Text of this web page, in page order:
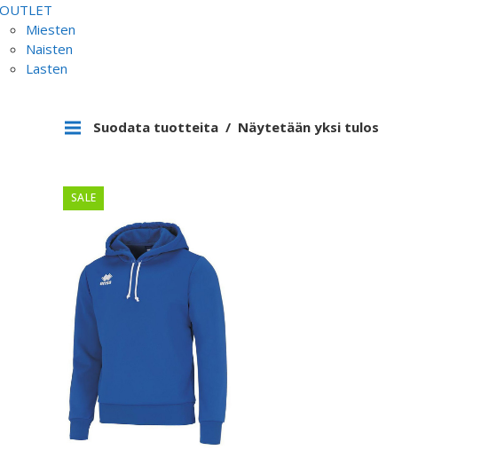
OUTLET
Miesten
Naisten
Lasten
Suodata tuotteita Näytetään yksi tulos
SALE